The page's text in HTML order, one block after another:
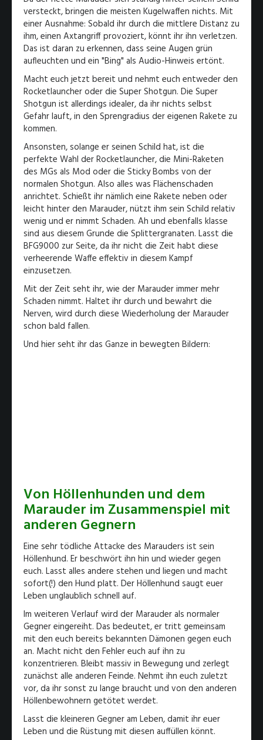
versteckt, bringen die meisten Kugelwaffen nichts. Mit
einer Ausnahme: Sobald ihr durch die mittlere Distanz zu
ihm, einen Axtangriff provoziert, könnt ihr ihn verletzen.
Das ist daran zu erkennen, dass seine Augen grün
aufleuchten und ein "Bing" als Audio-Hinweis ertönt.
Macht euch jetzt bereit und nehmt euch entweder den
Rocketlauncher oder die Super Shotgun. Die Super
Shotgun ist allerdings idealer, da ihr nichts selbst
Gefahr lauft, in den Sprengradius der eigenen Rakete zu
kommen.
Ansonsten, solange er seinen Schild hat, ist die
perfekte Wahl der Rocketlauncher, die Mini-Raketen
des MGs als Mod oder die Sticky Bombs von der
normalen Shotgun. Also alles was Flächenschaden
anrichtet. Schießt ihr nämlich eine Rakete neben oder
leicht hinter den Marauder, nützt ihm sein Schild relativ
wenig und er nimmt Schaden. Ah und ebenfalls klasse
sind aus diesem Grunde die Splittergranaten. Lasst die
BFG9000 zur Seite, da ihr nicht die Zeit habt diese
verheerende Waffe effektiv in diesem Kampf
einzusetzen.
Mit der Zeit seht ihr, wie der Marauder immer mehr
Schaden nimmt. Haltet ihr durch und bewahrt die
Nerven, wird durch diese Wiederholung der Marauder
schon bald fallen.
Und hier seht ihr das Ganze in bewegten Bildern:
Von Höllenhunden und dem
Marauder im Zusammenspiel mit
anderen Gegnern
Eine sehr tödliche Attacke des Marauders ist sein
Höllenhund. Er beschwört ihn hin und wieder gegen
euch. Lasst alles andere stehen und liegen und macht
sofort(!) den Hund platt. Der Höllenhund saugt euer
Leben unglaublich schnell auf.
Im weiteren Verlauf wird der Marauder als normaler
Gegner eingereiht. Das bedeutet, er tritt gemeinsam
mit den euch bereits bekannten Dämonen gegen euch
an. Macht nicht den Fehler euch auf ihn zu
konzentrieren. Bleibt massiv in Bewegung und zerlegt
zunächst alle anderen Feinde. Nehmt ihn euch zuletzt
vor, da ihr sonst zu lange braucht und von den anderen
Höllenbewohnern getötet werdet.
Lasst die kleineren Gegner am Leben, damit ihr euer
Leben und die Rüstung mit diesen auffüllen könnt.